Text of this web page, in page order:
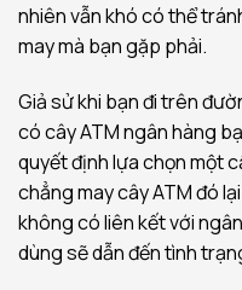
nhiên vẫn khó có thể
may mà bạn gặp phải.
Giả sử khi bạn đi trên
có cây ATM ngân hàng
quyết định lựa chọn một
chẳng may cây ATM đó
không có liên kết với
dùng sẽ dẫn đến tình